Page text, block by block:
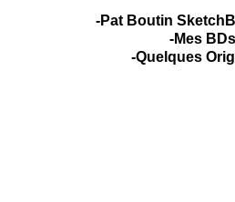
-Pat Boutin
-Mes
-Quelques